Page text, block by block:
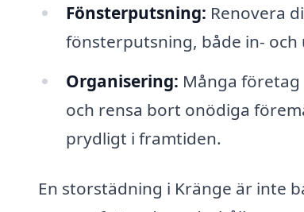
Fönsterputsning: Renovera
fönsterputsning, både in- och
Organisering: Många
och rensa bort onödiga
prydligt i framtiden.
En storstädning i Kränge är inte